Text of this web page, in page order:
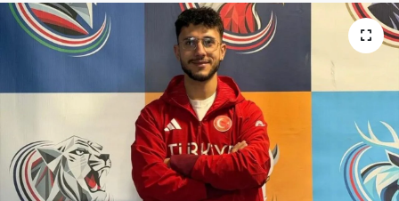
Buz Hokeyi
Buz Pateni
Çim Hokeyi
Cimnastik
Curling